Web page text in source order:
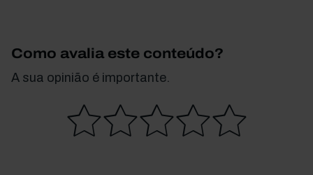
Como avalia este conteúdo?
A sua opinião é importante.